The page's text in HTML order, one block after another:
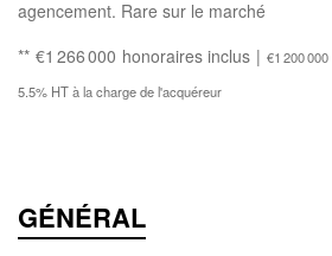
agencement. Rare sur le marché
** €1 266 000 honoraires inclus |€1 200 000
5.5% HT à la charge de l'acquéreur
GÉNÉRAL